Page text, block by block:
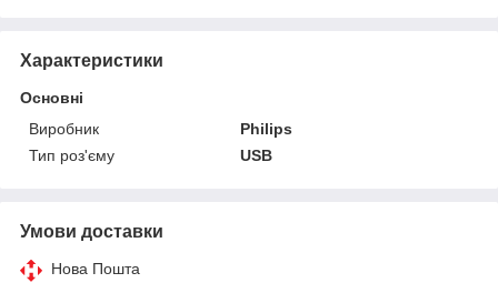
Характеристики
Основні
Виробник
Philips
Тип роз'єму
USB
Умови доставки
Нова Пошта